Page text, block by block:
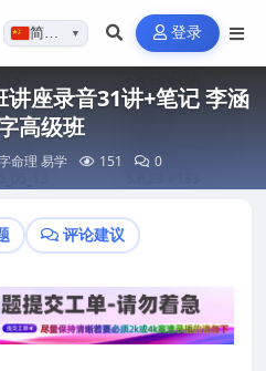
简体…▼ 登录
座录音31讲+笔记 李涵
高级班
命理 易学 151 0
评论建议